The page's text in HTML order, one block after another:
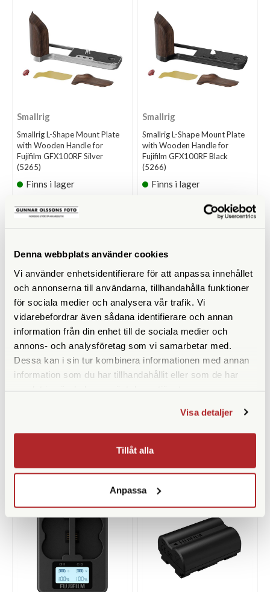
Denna webbplats använder cookies
Vi använder enhetsidentifierare för att anpassa innehållet
och annonserna till användarna, tillhandahålla funktioner
för sociala medier och analysera vår trafik. Vi
vidarebefordrar även sådana identifierare och annan
information från din enhet till de sociala medier och
annons- och analysföretag som vi samarbetar med.
Dessa kan i sin tur kombinera informationen med annan
information som du har tillhandahållit eller som de har
Visa detaljer
Tillåt alla
Anpassa
Smallrig
Smallrig L-Shape Mount Plate
with Wooden Handle for
Fujifilm GFX100RF Silver
(5265)
Finns i lager
Smallrig
Smallrig L-Shape Mount Plate
with Wooden Handle for
Fujifilm GFX100RF Black
(5266)
Finns i lager
SmallRig
KÖP
Hähnel
1.090 SEK
KÖP